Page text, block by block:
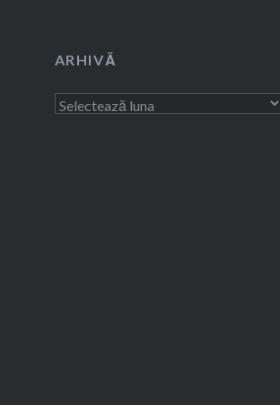
ARHIVĂ
Arhivă